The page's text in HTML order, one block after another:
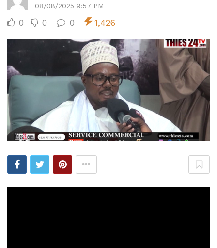
08/08/2025 9:57 PM
0 0 0 1,426